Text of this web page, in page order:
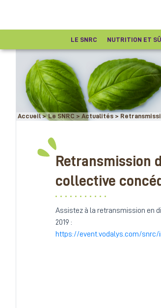
LE SNRC NUTRITION ET
Accueil > Le SNRC > Actualités >
Retransmission
collective
Assistez à la retransmission en
2019 :
https://event.vodalys.com/snrc/